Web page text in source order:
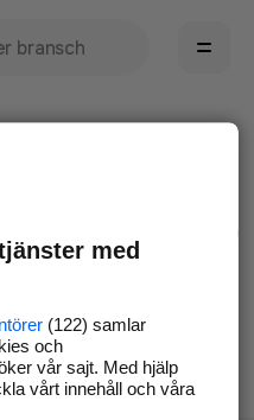
kan avhjälpa det.
och försök igen
med
(122) samlar
och
vår sajt. Med hjälp
vårt innehåll och våra